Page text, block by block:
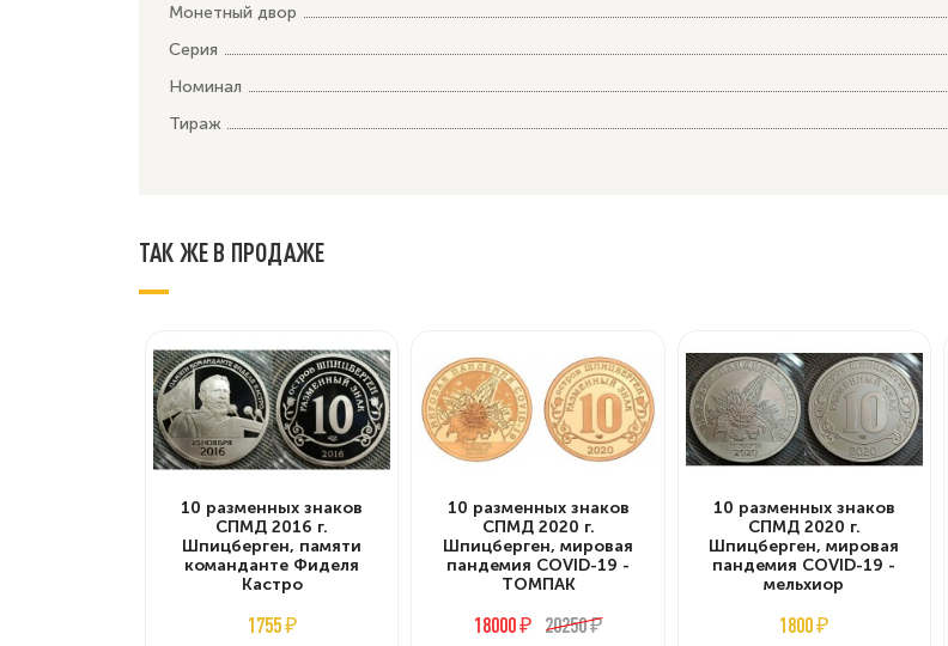
Монетный двор
Серия
Номинал
Тираж
ТАК ЖЕ В ПРОДАЖЕ
10 разменных знаков
СПМД 2016 г.
Шпицберген, памяти
команданте Фиделя
Кастро
1755 ₽
10 разменных знаков
СПМД 2020 г.
Шпицберген, мировая
пандемия COVID-19 -
ТОМПАК
18000 ₽ 20250 ₽
10 разменных знаков
СПМД 2020 г.
Шпицберген, мировая
пандемия COVID-19 -
мельхиор
1800 ₽